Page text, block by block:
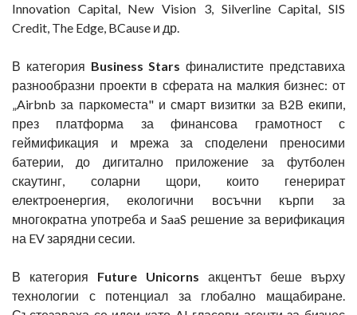
Innovation Capital, New Vision 3, Silverline Capital, SIS
Credit, The Edge, BCause и др.
В категория Business Stars финалистите представиха
разнообразни проекти в сферата на малкия бизнес: от
„Airbnb за паркоместа" и смарт визитки за B2B екипи,
през платформа за финансова грамотност с
геймификация и мрежа за споделени преносими
батерии, до дигитално приложение за футболен
скаутинг, соларни щори, които генерират
електроенергия, екологични восъчни кърпи за
многократна употреба и SaaS решение за верификация
на EV зарядни сесии.
В категория Future Unicorns акцентът беше върху
технологии с потенциал за глобално мащабиране.